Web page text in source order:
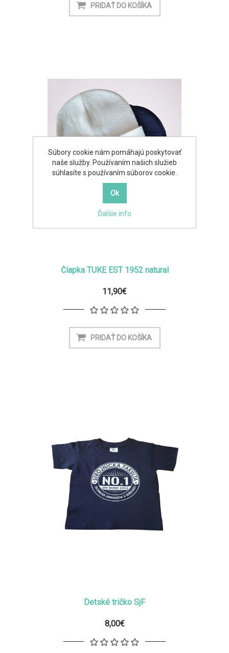
Čiapka TUKE EST 1952 natural
11,90€
Detské tričko SjF
8,00€
Súbory cookie nám pomáhajú poskytovať
naše služby. Používaním našich služieb
súhlasíte s používaním súborov cookie.
Ďalšie info